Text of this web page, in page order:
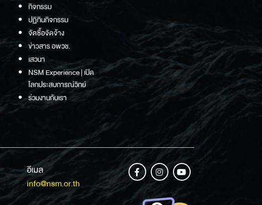
กิจกรรม
ปฏิทินกิจกรรม
จัดซื้อจัดจ้าง
ข่าวสาร อพวช.
เสวนา
NSM Experience | เปิด
โลกประสบการณ์วิทย์
ร่วมงานกับเรา
อีเมล
info@nsm.or.th